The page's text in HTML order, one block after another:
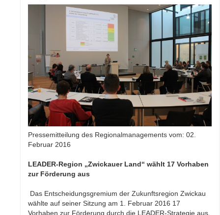
Pressemitteilung des Regionalmanagements vom: 02.
Februar 2016
LEADER-Region „Zwickauer Land“ wählt 17 Vorhaben
zur Förderung aus
Das Entscheidungsgremium der Zukunftsregion Zwickau
wählte auf seiner Sitzung am 1. Februar 2016 17
Vorhaben zur Förderung durch die LEADER-Strategie aus.